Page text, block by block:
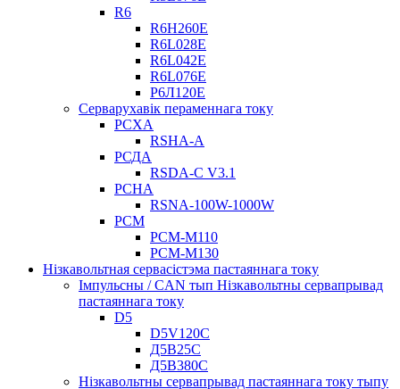
R6
R6H260E
R6L028E
R6L042E
R6L076E
Р6Л120Е
Серварухавік пераменнага току
РСХА
RSHA-A
РСДА
RSDA-C V3.1
РСНА
RSNA-100W-1000W
РСМ
РСМ-М110
РСМ-М130
Нізкавольтная сервасістэма пастаяннага току
Імпульсны / CAN тып Нізкавольтны сервапрывад
пастаяннага току
D5
D5V120C
Д5В25С
Д5В380С
Нізкавольтны сервапрывад пастаяннага току тыпу